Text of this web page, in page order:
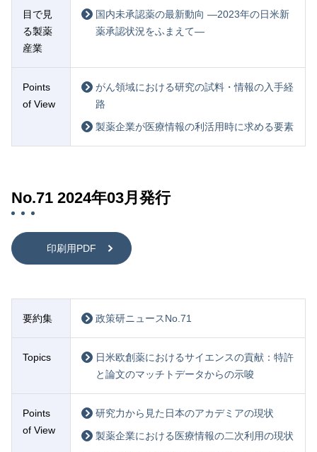
目で見
る製薬
産業
国内未承認薬の最新動向 —2023年の日米新
薬承認状況をふまえて—
Points
of View
がん領域における研究の試料・情報の入手経
路
製薬企業が医療情報の利活用時に求める要素
No.71 2024年03月発行
印刷用PDF
要約集 政策研ニュースNo.71
Topics
日米欧創薬におけるサイエンスの貢献：特許
と論文のマッチトデータからの示唆
Points
of View
研究力から見た日本のアカデミアの現状
製薬企業における医療情報の二次利用の現状